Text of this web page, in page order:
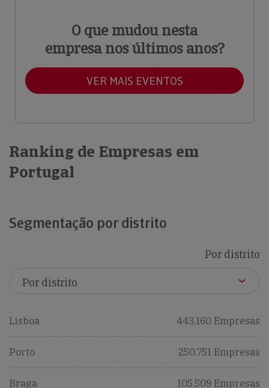
O que mudou nesta
empresa nos últimos anos?
VER MAIS EVENTOS
Ranking de Empresas em
Portugal
Segmentação por distrito
Por distrito
Lisboa 443,160 Empresas
Porto 250,751 Empresas
Braga 105,509 Empresas